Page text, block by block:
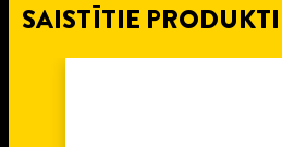
SAISTĪTIE PRODUKTI